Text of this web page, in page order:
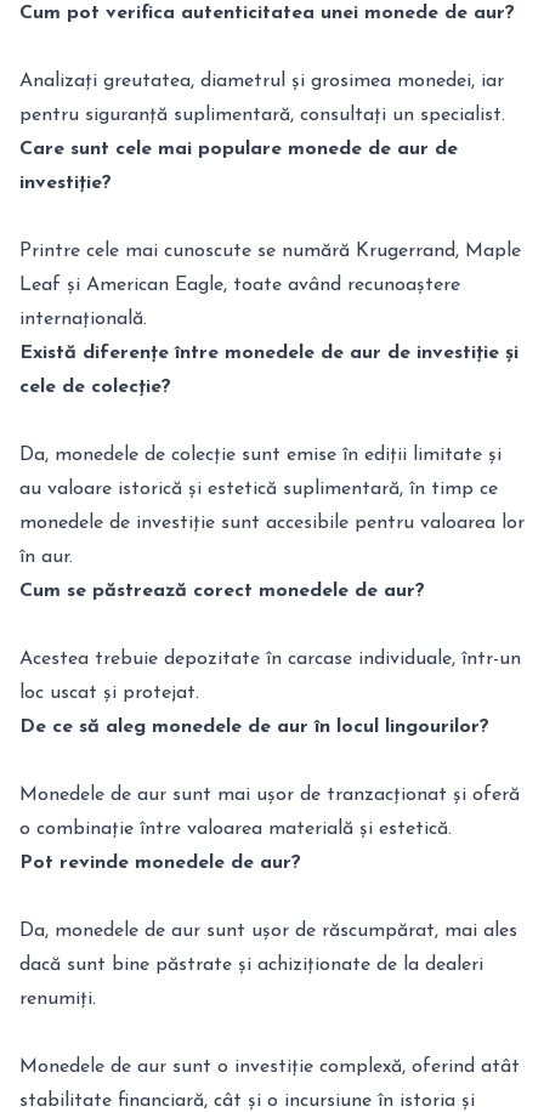
Cum pot verifica autenticitatea unei monede de aur?
Analizați greutatea, diametrul și grosimea monedei, iar
pentru siguranță suplimentară, consultați un specialist.
Care sunt cele mai populare monede de aur de
investiție?
Printre cele mai cunoscute se numără Krugerrand, Maple
Leaf și American Eagle, toate având recunoaștere
internațională.
Există diferențe între monedele de aur de investiție și
cele de colecție?
Da, monedele de colecție sunt emise în ediții limitate și
au valoare istorică și estetică suplimentară, în timp ce
monedele de investiție sunt accesibile pentru valoarea lor
în aur.
Cum se păstrează corect monedele de aur?
Acestea trebuie depozitate în carcase individuale, într-un
loc uscat și protejat.
De ce să aleg monedele de aur în locul lingourilor?
Monedele de aur sunt mai ușor de tranzacționat și oferă
o combinație între valoarea materială și estetică.
Pot revinde monedele de aur?
Da, monedele de aur sunt ușor de răscumpărat, mai ales
dacă sunt bine păstrate și achiziționate de la dealeri
renumiți.
Monedele de aur sunt o investiție complexă, oferind atât
stabilitate financiară, cât și o incursiune în istoria și